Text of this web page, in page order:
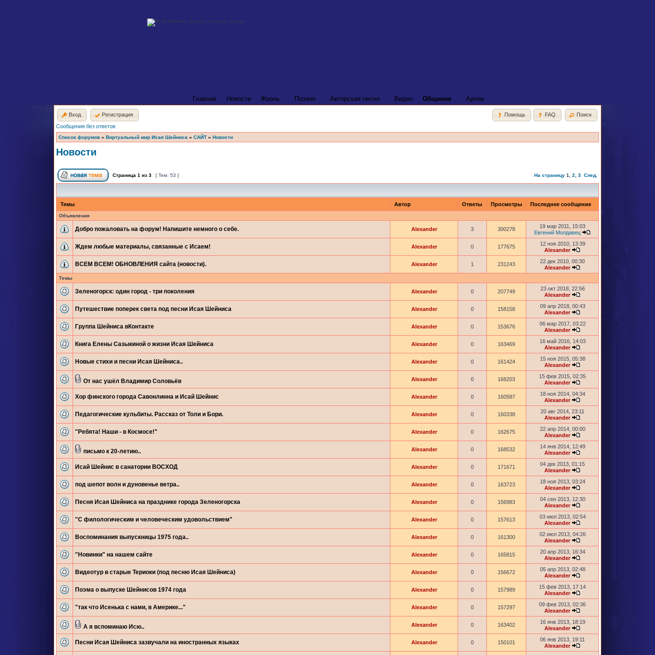
Главная Новости Жизнь Поэзия Авторская песня Видео Общение Архив
Вход Регистрация Помощь FAQ
Поиск
Сообщения без ответов
Список форумов » Виртуальный мир Исая Шейниса » САЙТ » Новости
Новости
Страница 1 из 3 [ Тем: 53 ] На страницу 1 2 3 След.
Темы Автор Ответы Просмотры Последнее сообщение
Объявления
Добро пожаловать на форум! Напишите немного о себе. Alexander 3 300278
19 мар 2011, 15:03
Евгений Молдавец
Ждем любые материалы, связанные с Исаем! Alexander 0 177675
12 ноя 2010, 13:39
Alexander
ВСЕМ ВСЕМ! ОБНОВЛЕНИЯ сайта (новости). Alexander 1 231243
22 дек 2010, 00:30
Alexander
Темы
Зеленогорск: один город - три поколения Alexander 0 207749
23 окт 2018, 22:56
Alexander
Путешествие поперек света под песни Исая Шейниса Alexander 0 158158
09 апр 2018, 00:43
Alexander
Группа Шейниса вКонтакте Alexander 0 153676
06 мар 2017, 03:22
Alexander
Книга Елены Сазыкиной о жизни Исая Шейниса Alexander 0 163469
16 май 2016, 14:03
Alexander
Новые стихи и песни Исая Шейниса.. Alexander 0 161424
15 ноя 2015, 05:38
Alexander
От нас ушёл Владимир Соловьёв Alexander 0 168203
15 фев 2015, 02:35
Alexander
Хор финского города Савонлинна и Исай Шейнис Alexander 0 160587
18 ноя 2014, 04:34
Alexander
Педагогические кульбиты. Рассказ от Толи и Бори. Alexander 0 160338
20 авг 2014, 23:11
Alexander
"Ребята! Наши - в Космосе!" Alexander 0 162675
22 апр 2014, 00:00
Alexander
письмо к 20-летию.. Alexander 0 168532
14 янв 2014, 12:49
Alexander
Исай Шейнис в санатории ВОСХОД Alexander 0 171671
04 дек 2013, 01:15
Alexander
под шепот волн и дуновенье ветра.. Alexander 0 163723
18 ноя 2013, 03:24
Alexander
Песня Исая Шейниса на празднике города Зеленогорска Alexander 0 156983
04 сен 2013, 12:30
Alexander
"С филологическим и человеческим удовольствием" Alexander 0 157613
03 июл 2013, 02:54
Alexander
Воспоминания выпускницы 1975 года.. Alexander 0 161300
02 июл 2013, 04:26
Alexander
"Новинки" на нашем сайте Alexander 0 165815
20 апр 2013, 16:34
Alexander
Видеотур в старые Териоки (под песню Исая Шейниса) Alexander 0 156672
05 апр 2013, 02:48
Alexander
Поэма о выпуске Шейнисов 1974 года Alexander 0 157989
15 фев 2013, 17:14
Alexander
"так что Исенька с нами, в Америке..." Alexander 0 157297
09 фев 2013, 02:36
Alexander
А я вспоминаю Исю.. Alexander 0 163402
16 янв 2013, 18:19
Alexander
Песни Исая Шейниса зазвучали на иностранных языках Alexander 0 150101
06 янв 2013, 19:11
Alexander